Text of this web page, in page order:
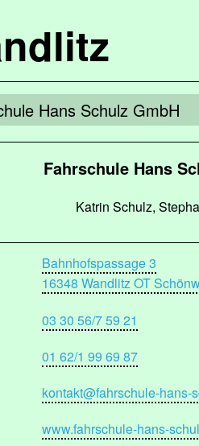
Hans Schulz GmbH
Fahrschule Hans
Katrin Schulz,
Bahnhofspassage 3
16348 Wandlitz OT
03 30 56/7 59 21
01 62/1 99 69 87
kontakt@fahrschule-hans-
www.fahrschule-hans-